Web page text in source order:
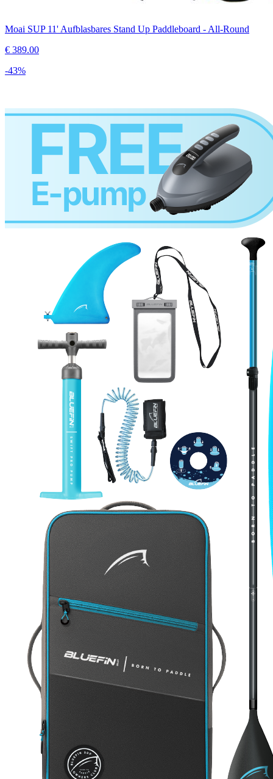
Moai SUP 11' Aufblasbares Stand Up Paddleboard - All-Round
€ 389.00
-43%